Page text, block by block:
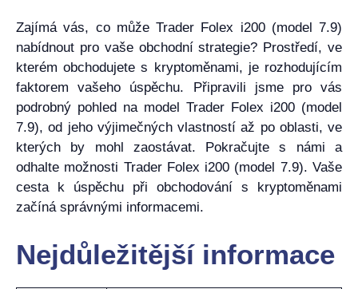
Zajímá vás, co může Trader Folex i200 (model 7.9)
nabídnout pro vaše obchodní strategie? Prostředí, ve
kterém obchodujete s kryptoměnami, je rozhodujícím
faktorem vašeho úspěchu. Připravili jsme pro vás
podrobný pohled na model Trader Folex i200 (model
7.9), od jeho výjimečných vlastností až po oblasti, ve
kterých by mohl zaostávat. Pokračujte s námi a
odhalte možnosti Trader Folex i200 (model 7.9). Vaše
cesta k úspěchu při obchodování s kryptoměnami
začíná správnými informacemi.
Nejdůležitější informace